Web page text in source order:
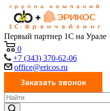
Первый партнер 1С на Урале
0
+7 (343) 370-62-06
office@ericos.ru